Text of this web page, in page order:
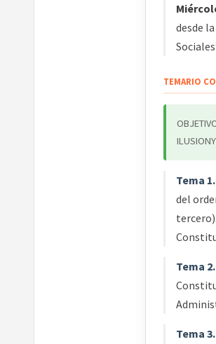
desde
TEMARIO
Tema 1.
del
Tema 2.
Tema 3.